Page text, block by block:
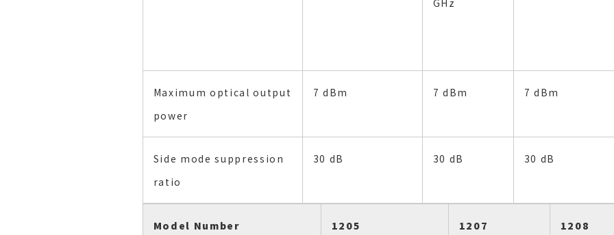
Maximum optical output
power
7 dBm 7 dBm 7 dBm
Side mode suppression
ratio
30 dB 30 dB 30 dB
Model Number 1205 1207 1208